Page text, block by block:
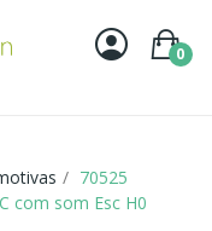
0
70525
com som Esc H0